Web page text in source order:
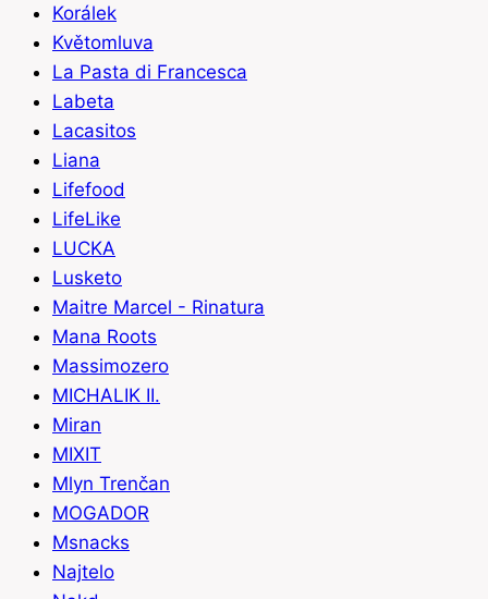
Korálek
Květomluva
La Pasta di Francesca
Labeta
Lacasitos
Liana
Lifefood
LifeLike
LUCKA
Lusketo
Maitre Marcel - Rinatura
Mana Roots
Massimozero
MICHALIK II.
Miran
MIXIT
Mlyn Trenčan
MOGADOR
Msnacks
Najtelo